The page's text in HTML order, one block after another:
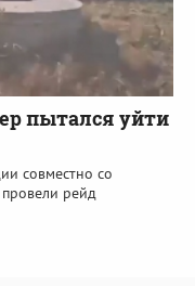
пытался уйти
совместно со
рейд